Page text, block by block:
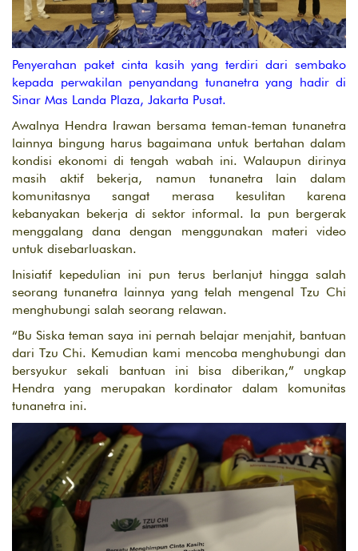
Penyerahan paket cinta kasih yang terdiri dari sembako
kepada perwakilan penyandang tunanetra yang hadir di
Sinar Mas Landa Plaza, Jakarta Pusat.
Awalnya Hendra Irawan bersama teman-teman tunanetra
lainnya bingung harus bagaimana untuk bertahan dalam
kondisi ekonomi di tengah wabah ini. Walaupun dirinya
masih aktif bekerja, namun tunanetra lain dalam
komunitasnya sangat merasa kesulitan karena
kebanyakan bekerja di sektor informal. Ia pun bergerak
menggalang dana dengan menggunakan materi video
untuk disebarluaskan.
Inisiatif kepedulian ini pun terus berlanjut hingga salah
seorang tunanetra lainnya yang telah mengenal Tzu Chi
menghubungi salah seorang relawan.
“Bu Siska teman saya ini pernah belajar menjahit, bantuan
dari Tzu Chi. Kemudian kami mencoba menghubungi dan
bersyukur sekali bantuan ini bisa diberikan,” ungkap
Hendra yang merupakan kordinator dalam komunitas
tunanetra ini.